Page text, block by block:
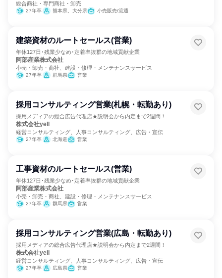
総合商社・専門商社・卸売
27年卒 熊本県、大分県 小売販売/流通
建築資材のルートセールス(営業)
年休127日･残業少なめ･定着率抜群の地域貢献企業
阿部産業株式会社
小売・卸売・商社、建設・修理・メンテナンスサービス
27年卒 群馬県 営業
採用コンサルティング営業(札幌・転勤あり)
採用メディアの総合広告代理店★説明会から内定まで2週間！
株式会社yell
経営コンサルティング、人事コンサルティング、広告・宣伝
27年卒 北海道 営業
工事資材のルートセールス(営業)
年休127日･残業少なめ･定着率抜群の地域貢献企業
阿部産業株式会社
小売・卸売・商社、建設・修理・メンテナンスサービス
27年卒 群馬県 営業
採用コンサルティング営業(広島・転勤あり)
採用メディアの総合広告代理店★説明会から内定まで2週間！
株式会社yell
経営コンサルティング、人事コンサルティング、広告・宣伝
27年卒 広島県 営業